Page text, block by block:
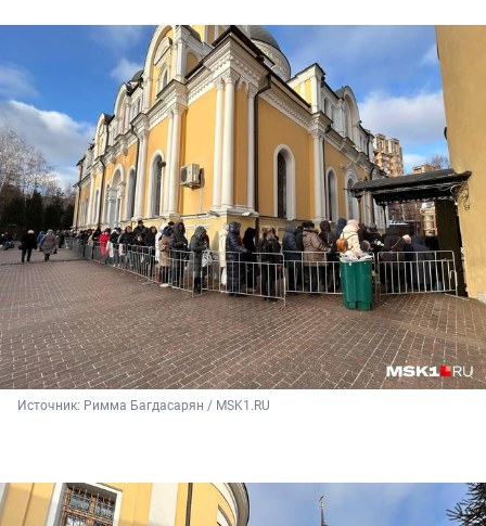
Источник: Римма Багдасарян / MSK1.RU